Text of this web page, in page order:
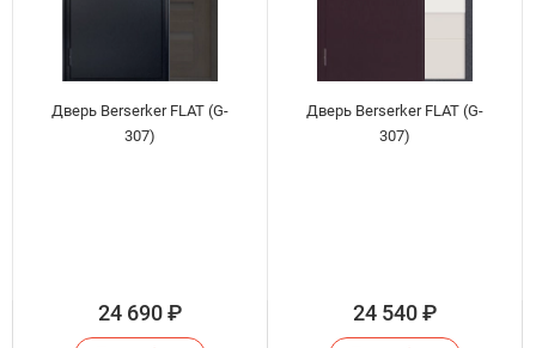
Дверь Berserker FLAT (G-
307)
24 690₽
Дверь Berserker FLAT (G-
307)
24 540₽